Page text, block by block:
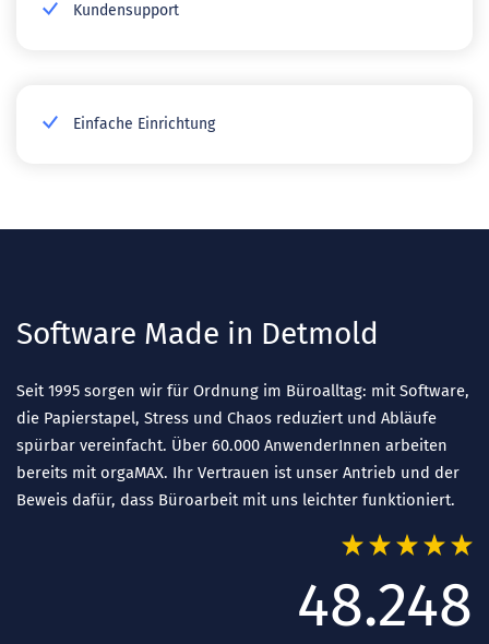
Kundensupport
Einfache Einrichtung
Software Made in Detmold
Seit 1995 sorgen wir für Ordnung im Büroalltag: mit Software,
die Papierstapel, Stress und Chaos reduziert und Abläufe
spürbar vereinfacht. Über 60.000 AnwenderInnen arbeiten
bereits mit orgaMAX. Ihr Vertrauen ist unser Antrieb und der
Beweis dafür, dass Büroarbeit mit uns leichter funktioniert.
60.000